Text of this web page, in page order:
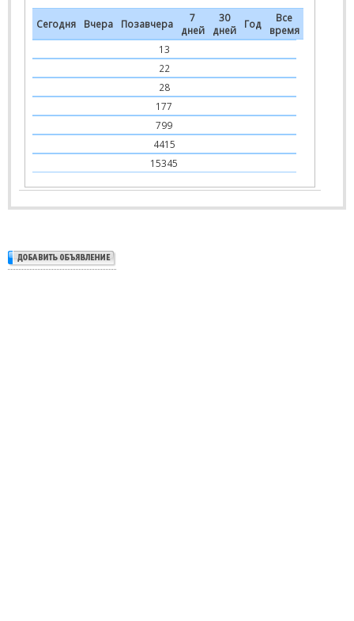
Сегодня Вчера Позавчера
7
дней
30
дней
Год
Все
время
13
22
28
177
799
4415
15345